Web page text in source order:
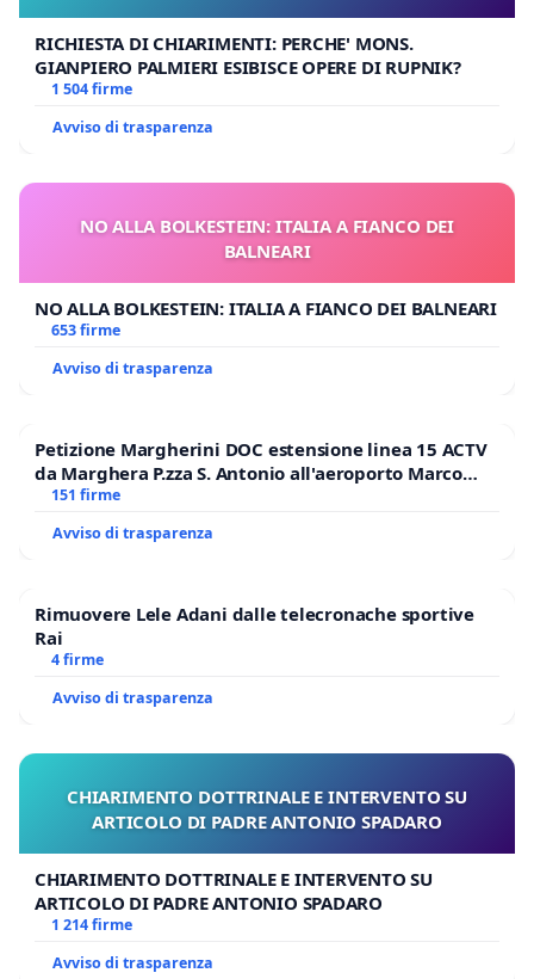
RICHIESTA DI CHIARIMENTI: PERCHE' MONS.
GIANPIERO PALMIERI ESIBISCE OPERE DI RUPNIK?
1 504 firme
Avviso di trasparenza
NO ALLA BOLKESTEIN: ITALIA A FIANCO DEI
BALNEARI
NO ALLA BOLKESTEIN: ITALIA A FIANCO DEI BALNEARI
653 firme
Avviso di trasparenza
Petizione Margherini DOC estensione linea 15 ACTV
da Marghera P.zza S. Antonio all'aeroporto Marco
Polo tariffa a € 1,50
151 firme
Avviso di trasparenza
Rimuovere Lele Adani dalle telecronache sportive
Rai
4 firme
Avviso di trasparenza
CHIARIMENTO DOTTRINALE E INTERVENTO SU
ARTICOLO DI PADRE ANTONIO SPADARO
CHIARIMENTO DOTTRINALE E INTERVENTO SU
ARTICOLO DI PADRE ANTONIO SPADARO
1 214 firme
Avviso di trasparenza